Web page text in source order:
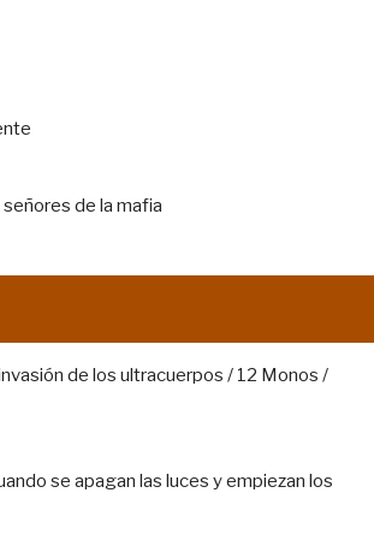
de la mafia
de los ultracuerpos / 12 Monos /
se apagan las luces y empiezan los